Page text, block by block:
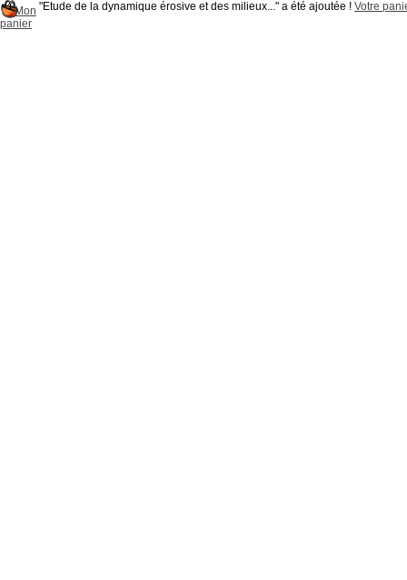
Mon
panier
"Etude de la dynamique érosive et des milieux..." a été ajoutée ! Votre